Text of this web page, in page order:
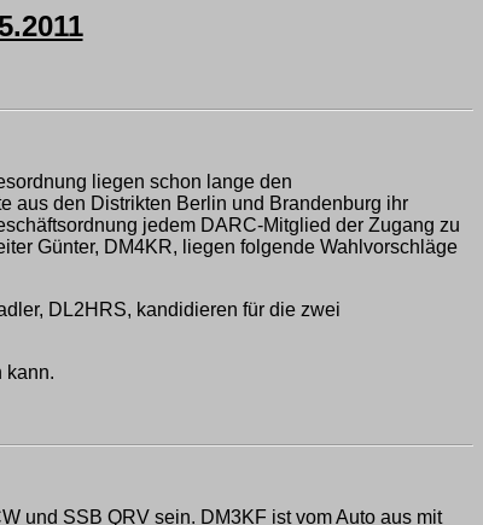
liegen schon lange den
aus den Distrikten Berlin und Brandenburg ihr
jedem DARC-Mitglied der Zugang zu
Günter, DM4KR, liegen folgende Wahlvorschläge
DL2HRS, kandidieren für die zwei
kann.
und SSB QRV sein. DM3KF ist vom Auto aus mit